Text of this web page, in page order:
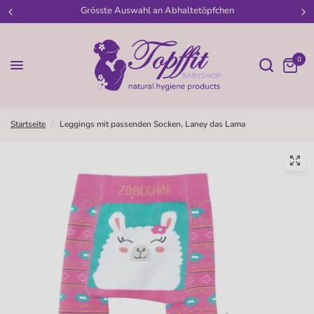
Auswahl an Abhaltetöpfchen
0
Startseite / Leggings mit passenden Socken, Laney das Lama